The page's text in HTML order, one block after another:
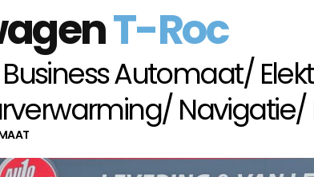
T-Roc
Business Automaat/
Navigatie/